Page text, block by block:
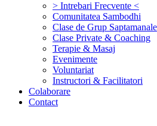
> Intrebari Frecvente <
Comunitatea Sambodhi
Clase de Grup Saptamanale
Clase Private & Coaching
Terapie & Masaj
‎Evenimente
Voluntariat
‏‏‎Instructori & Facilitatori
Colaborare
Contact